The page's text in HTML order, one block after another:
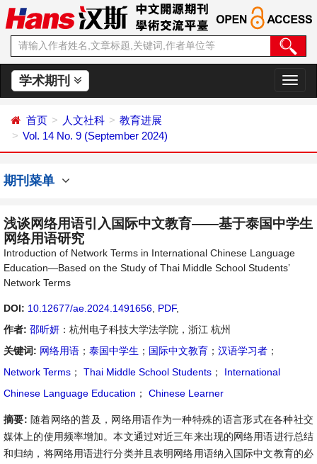
学术期刊
切
换
首页 人文社科
教育进展
Vol. 14 No. 9 (September 2024)
期刊菜单
浅谈网络用语引入国际中文教育——基于泰国中学生
网络用语研究
Introduction of Network Terms in International Chinese Language
Education—Based on the Study of Thai Middle School Students’
Network Terms
DOI: 10.12677/ae.2024.1491656 PDF,
作者: 邵昕妍 ：杭州电子科技大学法学院，浙江 杭州
关键词: 网络用语 ； 泰国中学生 ； 国际中文教育 ； 汉语学习者 ；
Network Terms ； Thai Middle School Students ；
International
Chinese Language Education ； Chinese Learner
摘要: 随着网络的普及，网络用语作为一种特殊的语言形式在各种社交
媒体上的使用频率增加。本文通过对近三年来出现的网络用语进行总结
和归纳，将网络用语进行分类并且表明网络用语纳入国际中文教育的必